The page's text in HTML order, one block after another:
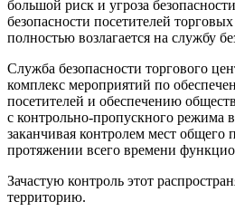
большой риск и угроза
безопасности посетителей
полностью возлагается на службу
Служба безопасности торгового
комплекс мероприятий по
посетителей и обеспечению
с контрольно-пропускного режима
заканчивая контролем мест общего
протяжении всего времени
Зачастую контроль этот
территорию.